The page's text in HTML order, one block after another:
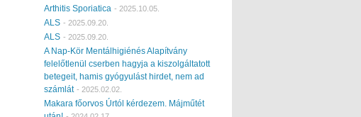
Arthitis Sporiatica - 2025.10.05.
ALS - 2025.09.20.
ALS - 2025.09.20.
A Nap-Kör Mentálhigiénés Alapítvány
felelőtlenül cserben hagyja a kiszolgáltatott
betegeit, hamis gyógyulást hirdet, nem ad
számlát - 2025.02.02.
Makara főorvos Úrtól kérdezem. Májműtét